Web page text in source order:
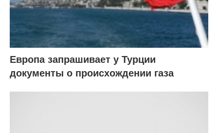
Европа запрашивает у Турции
документы о происхождении газа